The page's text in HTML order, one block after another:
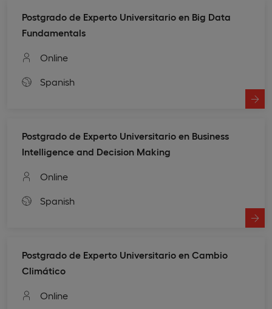
Postgrado de Experto Universitario en Big Data
Fundamentals
Online
Spanish
Postgrado de Experto Universitario en Business
Intelligence and Decision Making
Online
Spanish
Postgrado de Experto Universitario en Cambio
Climático
Online